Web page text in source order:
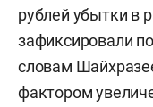
рублей убытки в
зафиксировали
словам
фактором